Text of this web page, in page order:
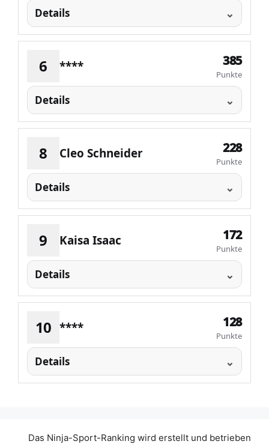
Details
6 **** 385
Punkte
Details
8 Cleo Schneider 228
Punkte
Details
9 Kaisa Isaac 172
Punkte
Details
10 **** 128
Punkte
Details
Das Ninja-Sport-Ranking wird erstellt und betrieben